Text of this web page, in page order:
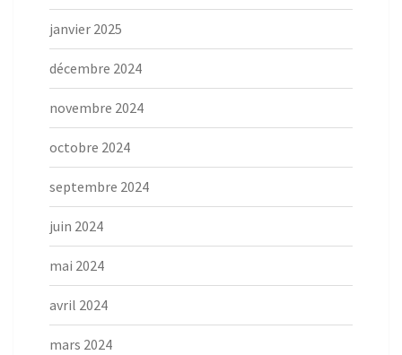
janvier 2025
décembre 2024
novembre 2024
octobre 2024
septembre 2024
juin 2024
mai 2024
avril 2024
mars 2024